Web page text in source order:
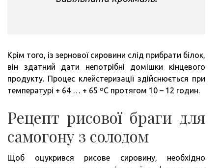
Крім того, із зернової сировини слід прибрати білок,
він здатний дати непотрібні домішки кінцевого
продукту. Процес клейстеризації здійснюється при
температурі + 64 … + 65 ºС протягом 10 – 12 годин.
Рецепт рисової браги для
самогону з солодом
Щоб оцукрився рисове сировину, необхідно